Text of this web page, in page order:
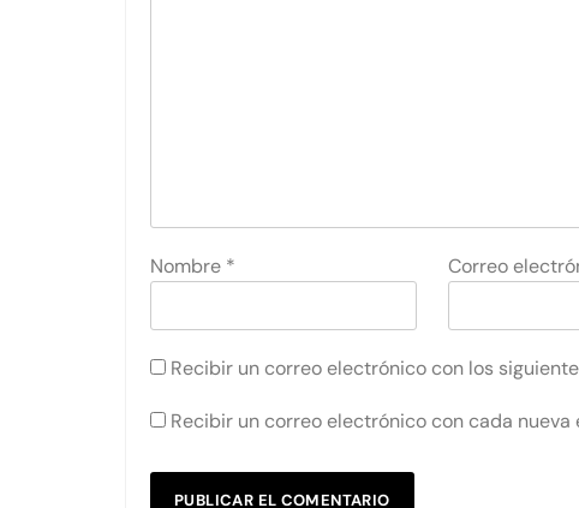
Nombre * Correo
Recibir un correo electrónico con los
Recibir un correo electrónico con cada nueva